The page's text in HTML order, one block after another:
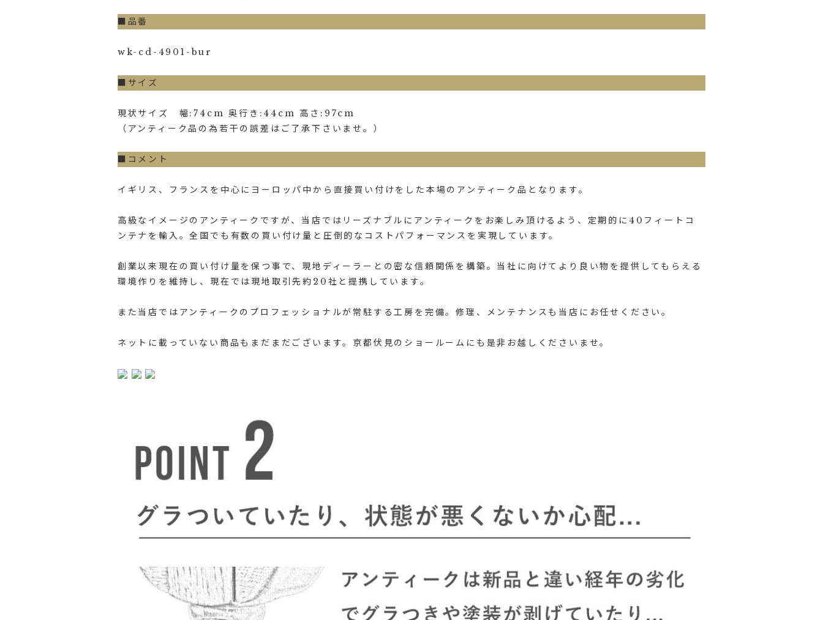
■品番
wk-cd-4901-bur
■サイズ
現状サイズ 幅:74cm 奥行き:44cm 高さ:97cm
（アンティーク品の為若干の誤差はご了承下さいませ。）
■コメント
イギリス、フランスを中心にヨーロッパ中から直接買い付けをした本場のアンティーク品となります。
高級なイメージのアンティークですが、当店ではリーズナブルにアンティークをお楽しみ頂けるよう、定期的に40フィートコ
ンテナを輸入。全国でも有数の買い付け量と圧倒的なコストパフォーマンスを実現しています。
創業以来現在の買い付け量を保つ事で、現地ディーラーとの密な信頼関係を構築。当社に向けてより良い物を提供してもらえる
環境作りを維持し、現在では現地取引先約20社と提携しています。
また当店ではアンティークのプロフェッショナルが常駐する工房を完備。修理、メンテナンスも当店にお任せください。
ネットに載っていない商品もまだまだございます。京都伏見のショールームにも是非お越しくださいませ。